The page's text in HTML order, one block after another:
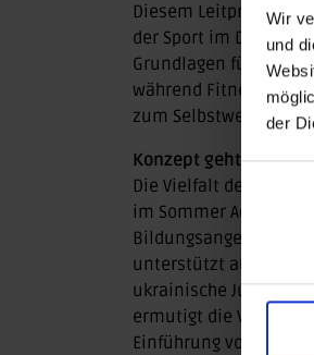
Wir
und
der
Diesem Leitprinzip
der Sport im Dienste
Grundlagen für eine
während Fitness,
zum Selbstwertgefühl
Konzept geht auf:
Die Vielfalt der
im Sommer Aqua-
Bildungsangebote,
unterstützt auch
ukrainische
ermutigt die
Einführung von Erste-